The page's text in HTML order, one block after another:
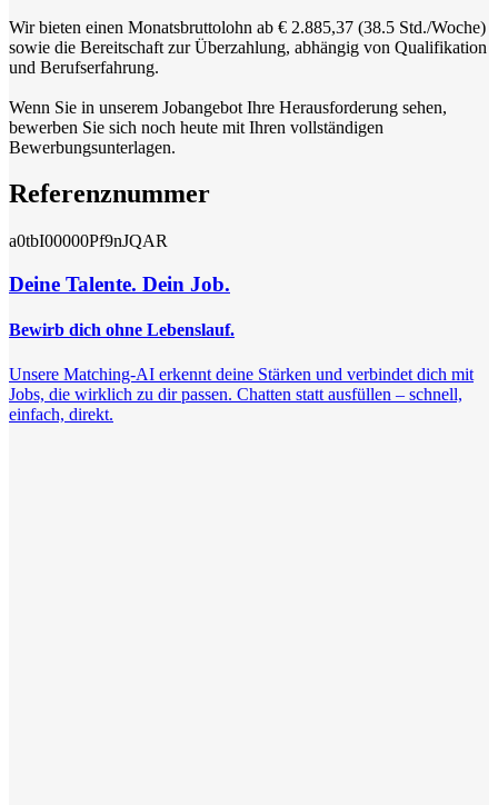
Wir bieten einen Monatsbruttolohn ab € 2.885,37 (38.5 Std./Woche)
sowie die Bereitschaft zur Überzahlung, abhängig von Qualifikation
und Berufserfahrung.
Wenn Sie in unserem Jobangebot Ihre Herausforderung sehen,
bewerben Sie sich noch heute mit Ihren vollständigen
Bewerbungsunterlagen.
Referenznummer
a0tbI00000Pf9nJQAR
Deine Talente. Dein Job.
Bewirb dich ohne Lebenslauf.
Unsere Matching-AI erkennt deine Stärken und verbindet dich mit
Jobs, die wirklich zu dir passen. Chatten statt ausfüllen – schnell,
einfach, direkt.